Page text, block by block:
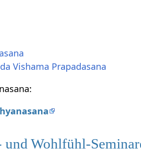
Vishama Prapadasana
und Wohlfühl-